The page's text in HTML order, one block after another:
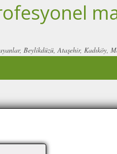
Beylikdüzü, Ataşehir, Kadıköy,